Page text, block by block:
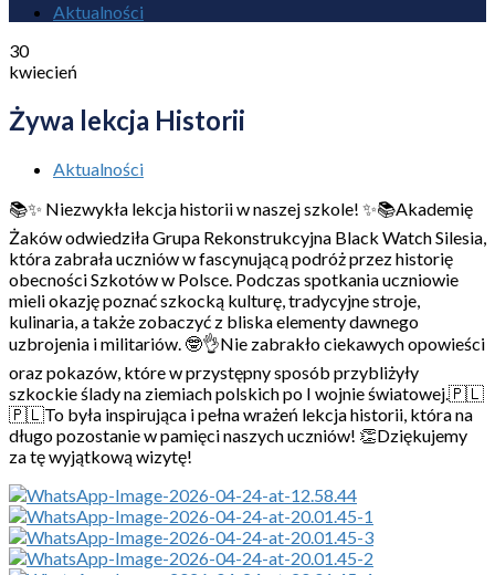
Aktualności
30
kwiecień
Żywa lekcja Historii
Aktualności
📚✨ Niezwykła lekcja historii w naszej szkole! ✨📚Akademię
Żaków odwiedziła Grupa Rekonstrukcyjna Black Watch Silesia,
która zabrała uczniów w fascynującą podróż przez historię
obecności Szkotów w Polsce. Podczas spotkania uczniowie
mieli okazję poznać szkocką kulturę, tradycyjne stroje,
kulinaria, a także zobaczyć z bliska elementy dawnego
uzbrojenia i militariów. 🤓👌Nie zabrakło ciekawych opowieści
oraz pokazów, które w przystępny sposób przybliżyły
szkockie ślady na ziemiach polskich po I wojnie światowej.🇵🇱
🇵🇱To była inspirująca i pełna wrażeń lekcja historii, która na
długo pozostanie w pamięci naszych uczniów! 👏Dziękujemy
za tę wyjątkową wizytę!